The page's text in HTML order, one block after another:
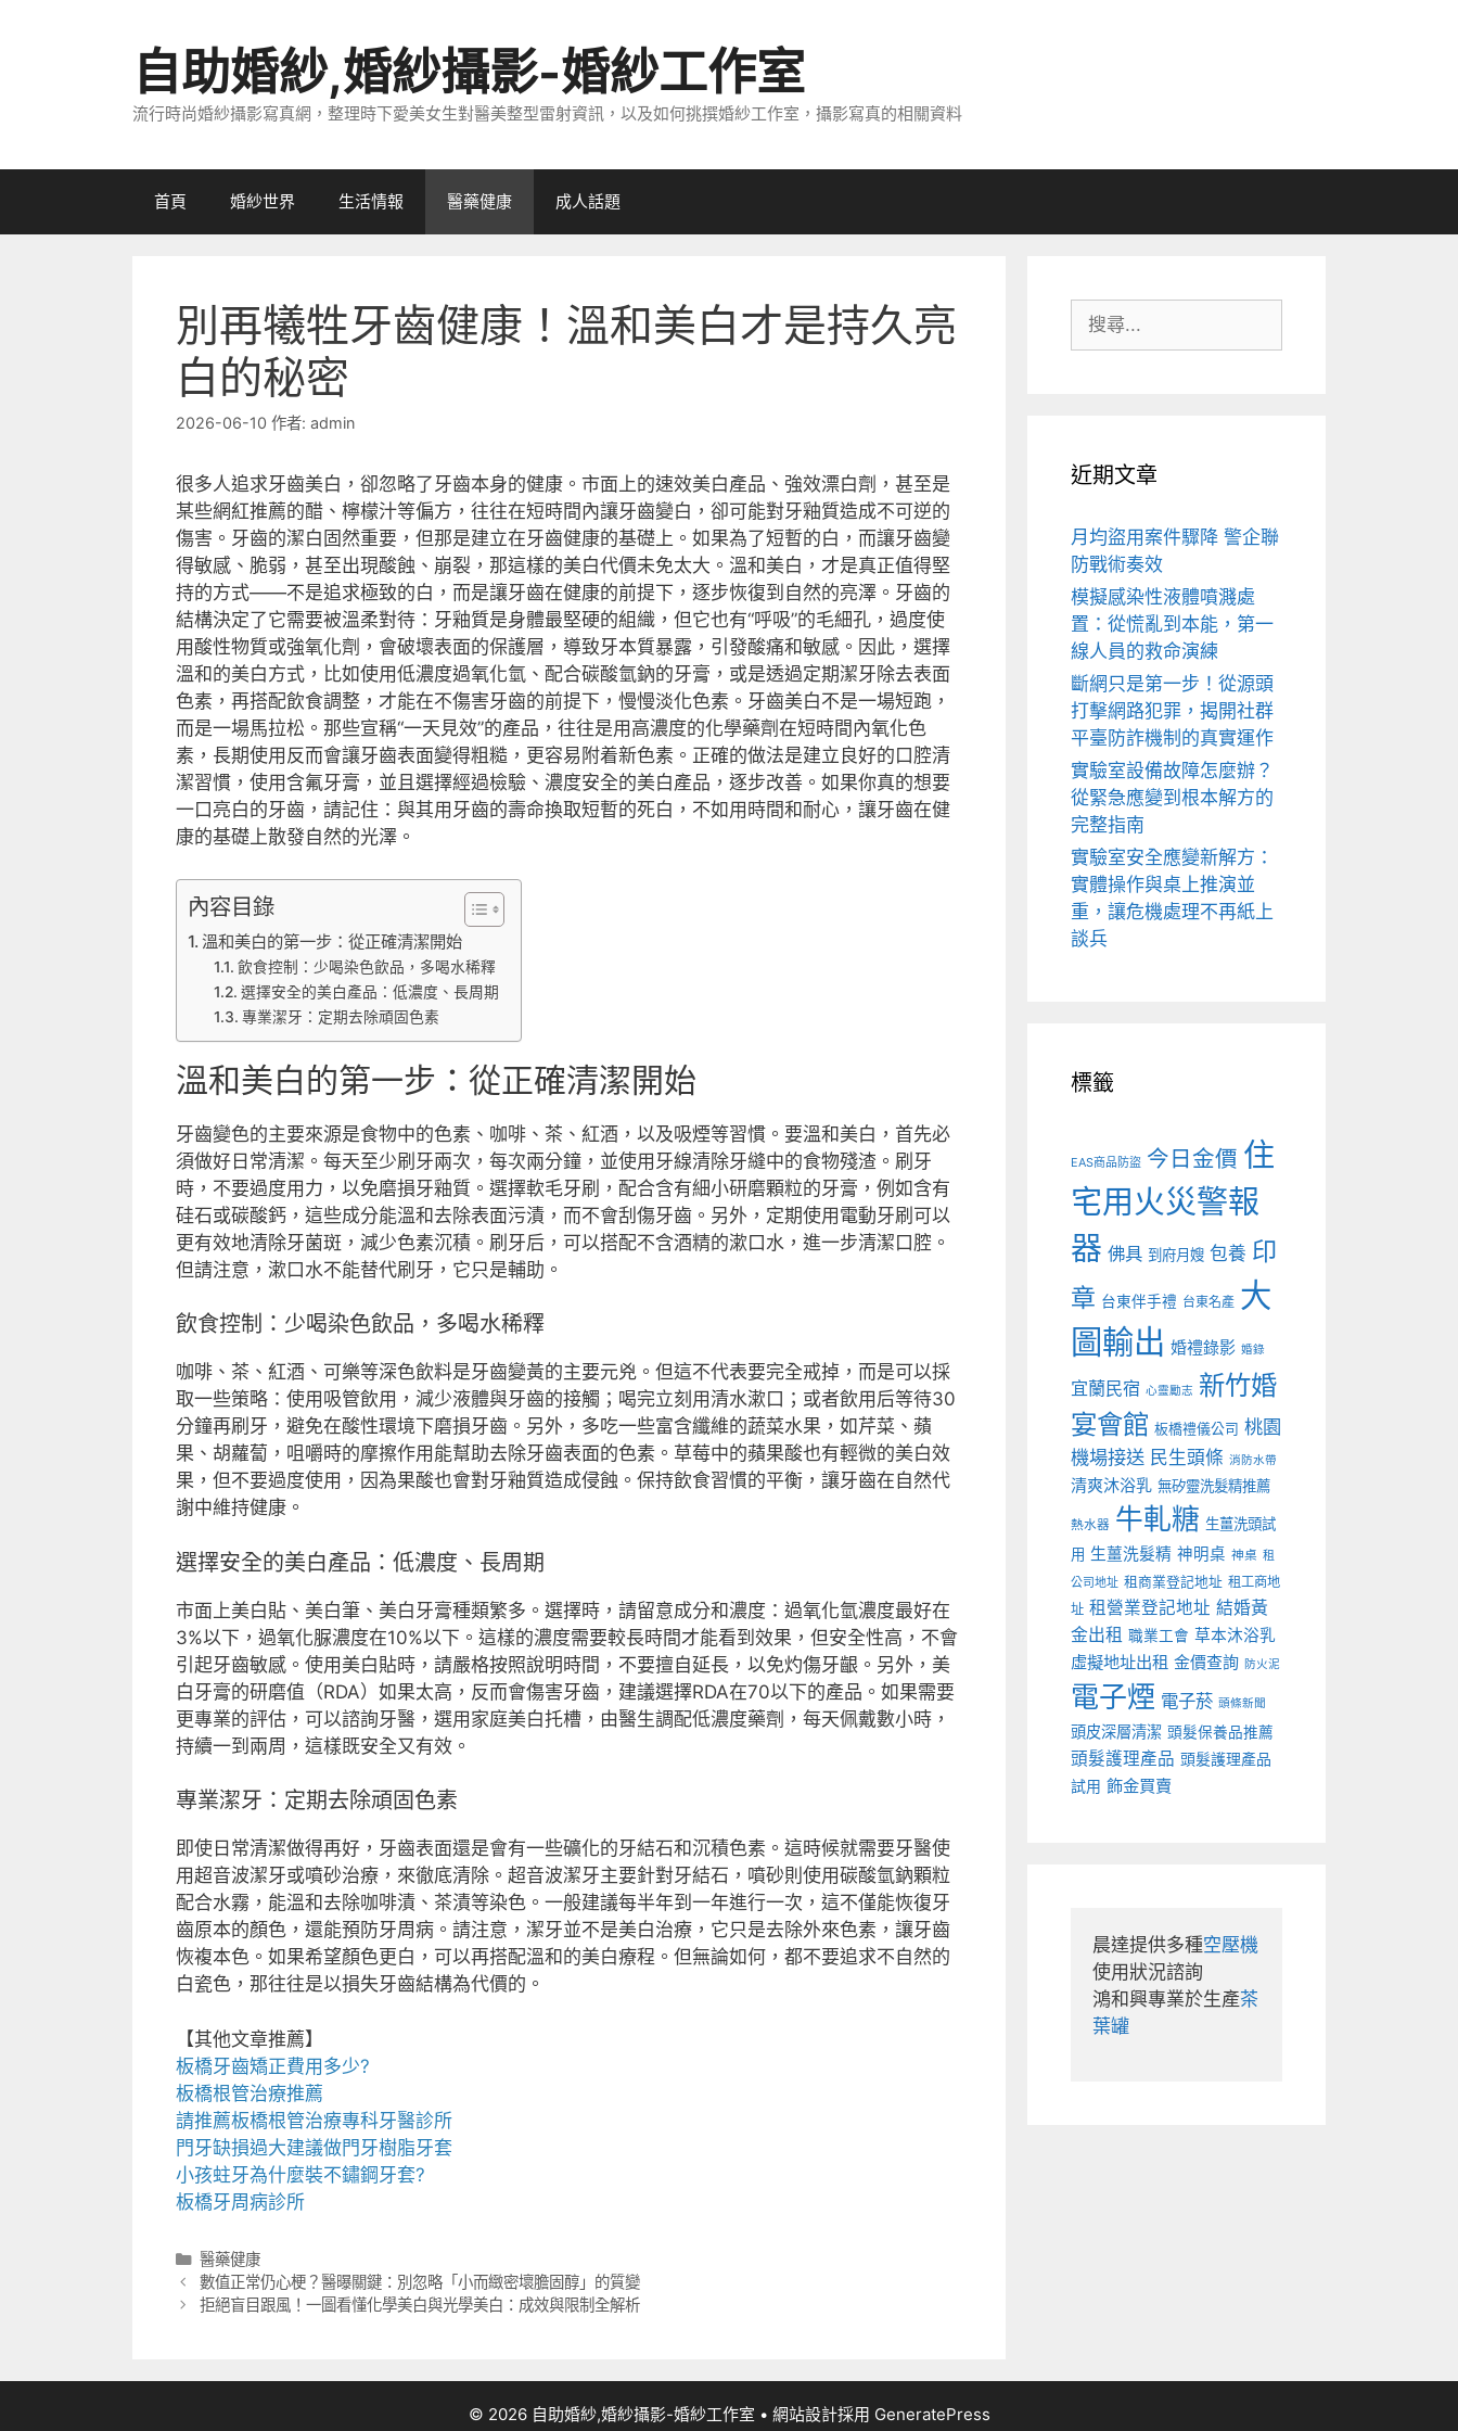
自助婚紗,婚紗攝影-婚紗工作室
流行時尚婚紗攝影寫真網，整理時下愛美女生對醫美整型雷射資訊，以及如何挑撰婚紗工作室，攝影寫真的相關資料
首頁 婚紗世界 生活情報 醫藥健康 成人話題
別再犧牲牙齒健康！溫和美白才是持久亮
白的秘密
2026-06-10 作者: admin
很多人追求牙齒美白，卻忽略了牙齒本身的健康。市面上的速效美白產品、強效漂白劑，甚至是
某些網紅推薦的醋、檸檬汁等偏方，往往在短時間內讓牙齒變白，卻可能對牙釉質造成不可逆的
傷害。牙齒的潔白固然重要，但那是建立在牙齒健康的基礎上。如果為了短暫的白，而讓牙齒變
得敏感、脆弱，甚至出現酸蝕、崩裂，那這樣的美白代價未免太大。溫和美白，才是真正值得堅
持的方式——不是追求極致的白，而是讓牙齒在健康的前提下，逐步恢復到自然的亮澤。牙齒的
結構決定了它需要被溫柔對待：牙釉質是身體最堅硬的組織，但它也有“呼吸”的毛細孔，過度使
用酸性物質或強氧化劑，會破壞表面的保護層，導致牙本質暴露，引發酸痛和敏感。因此，選擇
溫和的美白方式，比如使用低濃度過氧化氫、配合碳酸氫鈉的牙膏，或是透過定期潔牙除去表面
色素，再搭配飲食調整，才能在不傷害牙齒的前提下，慢慢淡化色素。牙齒美白不是一場短跑，
而是一場馬拉松。那些宣稱“一天見效”的產品，往往是用高濃度的化學藥劑在短時間內氧化色
素，長期使用反而會讓牙齒表面變得粗糙，更容易附着新色素。正確的做法是建立良好的口腔清
潔習慣，使用含氟牙膏，並且選擇經過檢驗、濃度安全的美白產品，逐步改善。如果你真的想要
一口亮白的牙齒，請記住：與其用牙齒的壽命換取短暫的死白，不如用時間和耐心，讓牙齒在健
康的基礎上散發自然的光澤。
內容目錄
溫和美白的第一步：從正確清潔開始
飲食控制：少喝染色飲品，多喝水稀釋
選擇安全的美白產品：低濃度、長周期
專業潔牙：定期去除頑固色素
溫和美白的第一步：從正確清潔開始
牙齒變色的主要來源是食物中的色素、咖啡、茶、紅酒，以及吸煙等習慣。要溫和美白，首先必
須做好日常清潔。每天至少刷牙兩次，每次兩分鐘，並使用牙線清除牙縫中的食物殘渣。刷牙
時，不要過度用力，以免磨損牙釉質。選擇軟毛牙刷，配合含有細小研磨顆粒的牙膏，例如含有
硅石或碳酸鈣，這些成分能溫和去除表面污漬，而不會刮傷牙齒。另外，定期使用電動牙刷可以
更有效地清除牙菌斑，減少色素沉積。刷牙后，可以搭配不含酒精的漱口水，進一步清潔口腔。
但請注意，漱口水不能替代刷牙，它只是輔助。
飲食控制：少喝染色飲品，多喝水稀釋
咖啡、茶、紅酒、可樂等深色飲料是牙齒變黃的主要元兇。但這不代表要完全戒掉，而是可以採
取一些策略：使用吸管飲用，減少液體與牙齒的接觸；喝完立刻用清水漱口；或者飲用后等待30
分鐘再刷牙，避免在酸性環境下磨損牙齒。另外，多吃一些富含纖維的蔬菜水果，如芹菜、蘋
果、胡蘿蔔，咀嚼時的摩擦作用能幫助去除牙齒表面的色素。草莓中的蘋果酸也有輕微的美白效
果，但不要過度使用，因為果酸也會對牙釉質造成侵蝕。保持飲食習慣的平衡，讓牙齒在自然代
謝中維持健康。
選擇安全的美白產品：低濃度、長周期
市面上美白貼、美白筆、美白牙膏種類繁多。選擇時，請留意成分和濃度：過氧化氫濃度最好在
3%以下，過氧化脲濃度在10%以下。這樣的濃度需要較長時間才能看到效果，但安全性高，不會
引起牙齒敏感。使用美白貼時，請嚴格按照說明時間，不要擅自延長，以免灼傷牙齦。另外，美
白牙膏的研磨值（RDA）如果太高，反而會傷害牙齒，建議選擇RDA在70以下的產品。如果需要
更專業的評估，可以諮詢牙醫，選用家庭美白托槽，由醫生調配低濃度藥劑，每天佩戴數小時，
持續一到兩周，這樣既安全又有效。
專業潔牙：定期去除頑固色素
即使日常清潔做得再好，牙齒表面還是會有一些礦化的牙結石和沉積色素。這時候就需要牙醫使
用超音波潔牙或噴砂治療，來徹底清除。超音波潔牙主要針對牙結石，噴砂則使用碳酸氫鈉顆粒
配合水霧，能溫和去除咖啡漬、茶漬等染色。一般建議每半年到一年進行一次，這不僅能恢復牙
齒原本的顏色，還能預防牙周病。請注意，潔牙並不是美白治療，它只是去除外來色素，讓牙齒
恢複本色。如果希望顏色更白，可以再搭配溫和的美白療程。但無論如何，都不要追求不自然的
白瓷色，那往往是以損失牙齒結構為代價的。
【其他文章推薦】
板橋牙齒矯正費用多少?
板橋根管治療推薦
請推薦板橋根管治療專科牙醫診所
門牙缺損過大建議做門牙樹脂牙套
小孩蛀牙為什麼裝不鏽鋼牙套?
板橋牙周病診所
分
類
醫藥健康
數值正常仍心梗？醫曝關鍵：別忽略「小而緻密壞膽固醇」的質變
拒絕盲目跟風！一圖看懂化學美白與光學美白：成效與限制全解析
尋:
近期文章
月均盜用案件驟降 警企聯
防戰術奏效
模擬感染性液體噴濺處
置：從慌亂到本能，第一
線人員的救命演練
斷網只是第一步！從源頭
打擊網路犯罪，揭開社群
平臺防詐機制的真實運作
實驗室設備故障怎麼辦？
從緊急應變到根本解方的
完整指南
實驗室安全應變新解方：
實體操作與桌上推演並
重，讓危機處理不再紙上
談兵
標籤
EAS商品防盜 今日金價 住
宅用火災警報
器 佛具 到府月嫂 包養 印
章 台東伴手禮 台東名產 大
圖輸出 婚禮錄影 婚錄
宜蘭民宿 心靈勵志 新竹婚
宴會館 板橋禮儀公司 桃園
機場接送 民生頭條 消防水帶
清爽沐浴乳 無矽靈洗髮精推薦
熱水器 牛軋糖 生薑洗頭試
用 生薑洗髮精 神明桌 神桌 租
公司地址 租商業登記地址 租工商地
址 租營業登記地址 結婚黃
金出租 職業工會 草本沐浴乳
虛擬地址出租 金價查詢 防火泥
電子煙 電子菸 頭條新聞
頭皮深層清潔 頭髮保養品推薦
頭髮護理產品 頭髮護理產品
試用 飾金買賣
晨達提供多種空壓機
使用狀況諮詢
鴻和興專業於生產茶
葉罐
© 2026 自助婚紗,婚紗攝影-婚紗工作室 • 網站設計採用 GeneratePress